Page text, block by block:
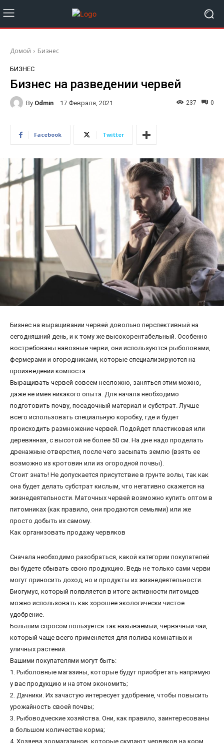
Домой Бизнес
БИЗНЕС
Бизнес на разведении червей
By Odmin 17 Февраля, 2021 0
237
Facebook Twitter
Бизнес на выращивании червей довольно перспективный на
сегодняшний день, и к тому же высокорентабельный. Особенно
востребованы навозные черви, они используются рыболовами,
фермерами и огородниками, которые специализируются на
произведении компоста.
Выращивать червей совсем несложно, заняться этим можно,
даже не имея никакого опыта. Для начала необходимо
подготовить почву, посадочный материал и субстрат. Лучше
всего использовать специальную коробку, где и будет
происходить размножение червей. Подойдет пластиковая или
деревянная, с высотой не более 50 см. На дне надо проделать
дренажные отверстия, после чего засыпать землю (взять ее
возможно из кротовин или из огородной почвы).
Стоит знать! Не допускается присутствие в грунте золы, так как
она будет делать субстрат кислым, что негативно скажется на
жизнедеятельности. Маточных червей возможно купить оптом в
питомниках (как правило, они продаются семьями) или же
просто добыть их самому.
Как организовать продажу червяков
Сначала необходимо разобраться, какой категории покупателей
вы будете сбывать свою продукцию. Ведь не только сами черви
могут приносить доход, но и продукты их жизнедеятельности.
Биогумус, который появляется в итоге активности питомцев
можно использовать как хорошее экологически чистое
удобрение.
Большим спросом пользуется так называемый, червячный чай,
который чаще всего применяется для полива комнатных и
уличных растений.
Вашими покупателями могут быть:
1. Рыболовные магазины, которые будут приобретать напрямую
у вас продукцию и на этом экономить;
2. Дачники. Их зачастую интересует удобрение, чтобы повысить
урожайность своей почвы;
3. Рыбоводческие хозяйства. Они, как правило, заинтересованы
в большом количестве корма;
4. Хозяева зоомагазинов, которые скупают червяков на корм